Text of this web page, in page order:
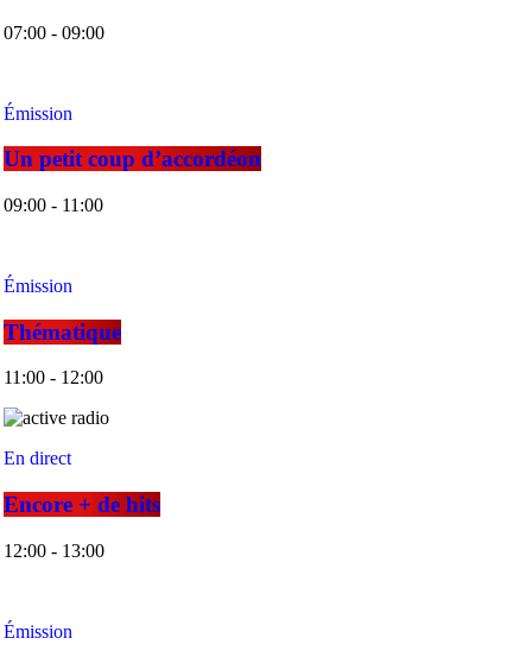
07:00 - 09:00
Émission
Un petit coup d’accordéon
09:00 - 11:00
Émission
Thématique
11:00 - 12:00
En direct
Encore + de hits
12:00 - 13:00
Émission